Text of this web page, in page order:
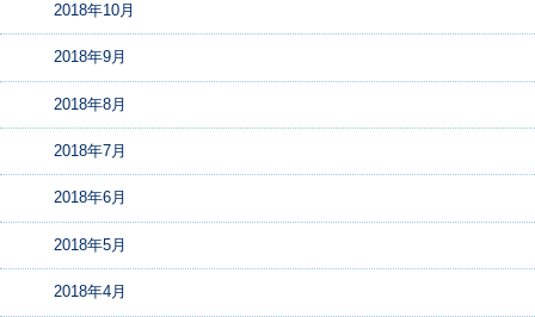
2018年10月
2018年9月
2018年8月
2018年7月
2018年6月
2018年5月
2018年4月